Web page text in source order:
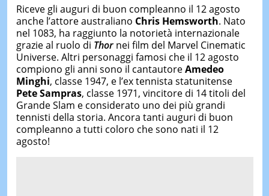
Riceve gli auguri di buon compleanno il 12 agosto
anche l’attore australiano Chris Hemsworth. Nato
nel 1083, ha raggiunto la notorietà internazionale
grazie al ruolo di Thornei film del Marvel Cinematic
Universe. Altri personaggi famosi che il 12 agosto
compiono gli anni sono il cantautoreAmedeo
Minghi, classe 1947, e l’ex tennista statunitense
Pete Sampras, classe 1971, vincitore di 14 titoli del
Grande Slam e considerato uno dei più grandi
tennisti della storia. Ancora tanti auguri di buon
compleanno a tutti coloro che sono nati il 12
agosto!